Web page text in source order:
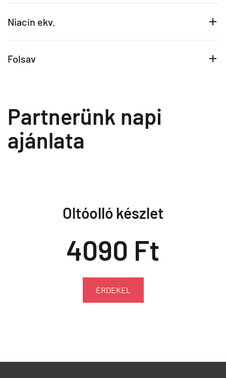
Niacin ekv.
Folsav
Partnerünk napi
ajánlata
Oltóolló készlet
4090 Ft
ÉRDEKEL